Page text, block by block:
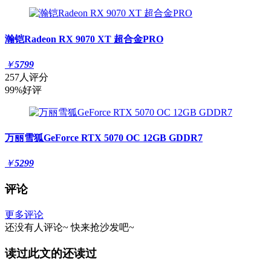
瀚铠Radeon RX 9070 XT 超合金PRO
￥5799
257人评分
99%好评
万丽雪狐GeForce RTX 5070 OC 12GB GDDR7
￥5299
评论
更多评论
还没有人评论~ 快来抢沙发吧~
读过此文的还读过